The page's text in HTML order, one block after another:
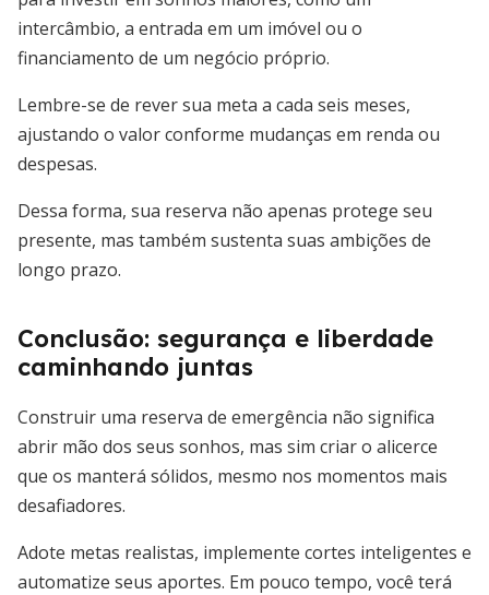
intercâmbio, a entrada em um imóvel ou o
financiamento de um negócio próprio.
Lembre-se de rever sua meta a cada seis meses,
ajustando o valor conforme mudanças em renda ou
despesas.
Dessa forma, sua reserva não apenas protege seu
presente, mas também sustenta suas ambições de
longo prazo.
Conclusão: segurança e liberdade
caminhando juntas
Construir uma reserva de emergência não significa
abrir mão dos seus sonhos, mas sim criar o alicerce
que os manterá sólidos, mesmo nos momentos mais
desafiadores.
Adote metas realistas, implemente cortes inteligentes e
automatize seus aportes. Em pouco tempo, você terá